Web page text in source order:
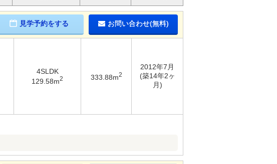
見学予約をする お問い合わせ(無料)
4SLDK
129.58m2 333.88m2
2012年7月
(築14年2ヶ
月)